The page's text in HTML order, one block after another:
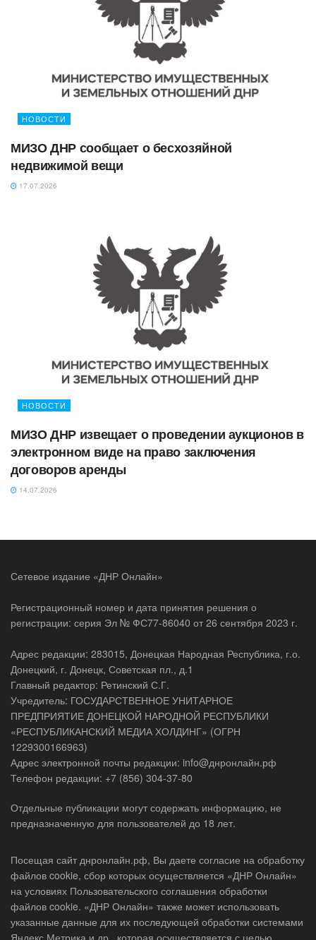
НОВОСТИ
МИЗО ДНР сообщает о бесхозяйной
недвижимой вещи
17.07.2026
НОВОСТИ
МИЗО ДНР извещает о проведении аукционов в
электронном виде на право заключения
договоров аренды
14.07.2026
Сетевое издание «ДНР Онлайн»
Регистрационный номер и дата принятия решения о
регистрации: серия Эл № ФС77-86040 от 26 сентября 2023 г.
Адрес редакции: 283015, Донецкая Народная Республика, г.о.
Донецкий, г. Донецк, Советская пл., д.1
Главный редактор: Ретинский С.Г.
Учредитель: ГОСУДАРСТВЕННОЕ УНИТАРНОЕ
ПРЕДПРИЯТИЕ ДОНЕЦКОЙ НАРОДНОЙ РЕСПУБЛИКИ
«РЕСПУБЛИКАНСКИЙ МЕДИА ХОЛДИНГ» (ОГРН
1229300166963)
Адрес электронной почты редакции: info@днронлайн.рф
Телефон редакции: +7 (856) 304-37-80
Отдельные публикации могут содержать информацию, не
предназначенную для пользователей до 18 лет.
Посещая сайт днронлайн.рф, Вы даете согласие на обработку
файлов cookie, сбор которых осуществляется «ДНР Онлайн»
на условиях Пользовательского соглашения обработки
файлов cookie. «ДНР Онлайн» также может использовать
указанные данные для их последующей обработки системами
Яндекс.Метрика и др., которая осуществляется с целью